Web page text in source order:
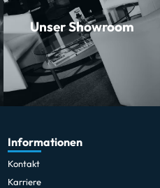
Unser Showroom
Informationen
Kontakt
Karriere